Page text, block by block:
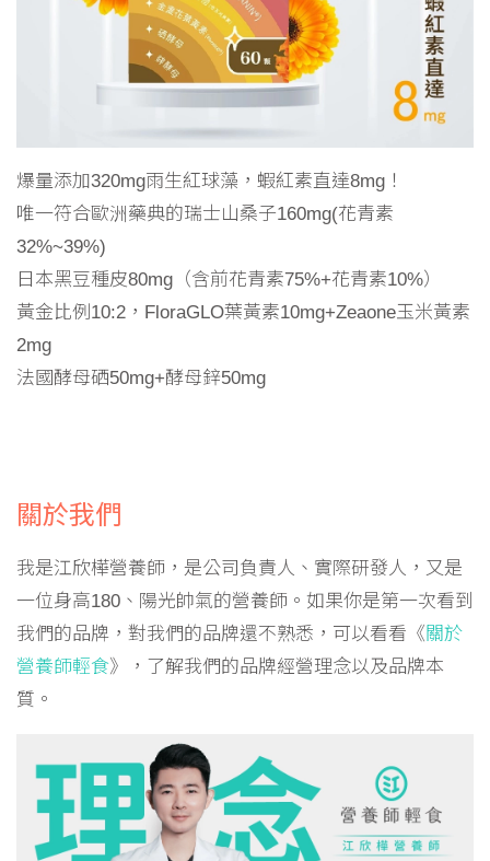
爆量添加320mg雨生紅球藻，蝦紅素直達8mg！
唯一符合歐洲藥典的瑞士山桑子160mg(花青素
32%~39%)
日本黑豆種皮80mg（含前花青素75%+花青素10%）
黃金比例10:2，FloraGLO葉黃素10mg+Zeaone玉米黃素
2mg
法國酵母硒50mg+酵母鋅50mg
關於我們
我是江欣樺營養師，是公司負責人、實際研發人，又是
一位身高180、陽光帥氣的營養師。如果你是第一次看到
我們的品牌，對我們的品牌還不熟悉，可以看看《關於
營養師輕食》，了解我們的品牌經營理念以及品牌本
質。